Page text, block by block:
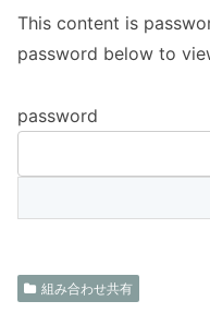
This content is
password below to
password
組み合わせ共有